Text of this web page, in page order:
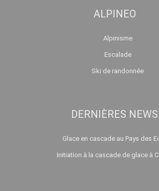
ALPINEO
Alpinisme
Escalade
Ski de randonnée
DERNIÈRES NEWS
Glace en cascade au Pays des
Initiation à la cascade de glace à